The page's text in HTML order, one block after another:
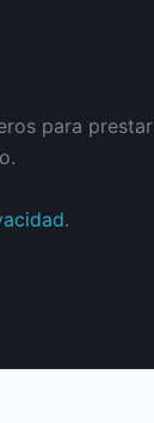
para
.